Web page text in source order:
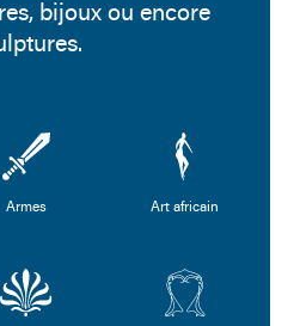
bijoux ou encore
Armes Art africain